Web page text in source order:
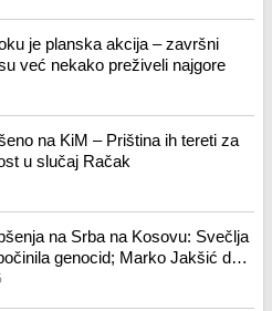
je planska akcija – završni
već nekako preživeli najgore
na KiM – Priština ih tereti za
u slučaj Račak
na Srba na Kosovu: Svečlja
genocid; Marko Jakšić da
Srbin oseća nesigurno